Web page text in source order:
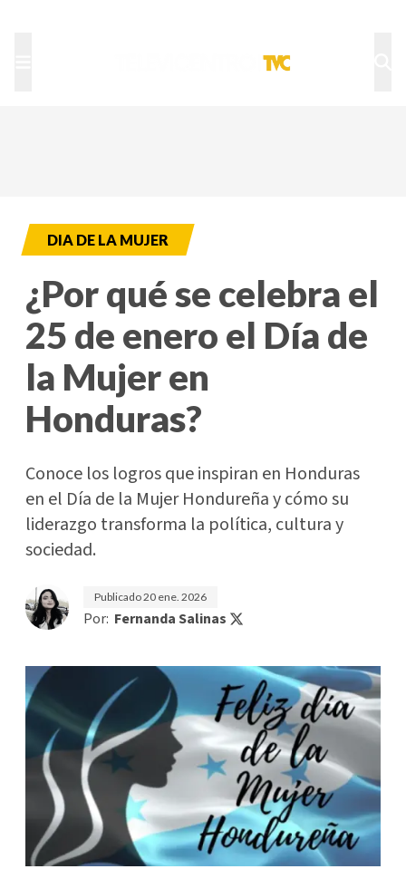
DIA DE LA MUJER
¿Por qué se celebra el
25 de enero el Día de
la Mujer en
Honduras?
Conoce los logros que inspiran en Honduras
en el Día de la Mujer Hondureña y cómo su
liderazgo transforma la política, cultura y
sociedad.
Publicado20 ene. 2026
Por: Fernanda Salinas